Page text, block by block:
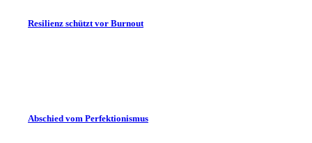
Resilienz schützt vor Burnout
Abschied vom Perfektionismus